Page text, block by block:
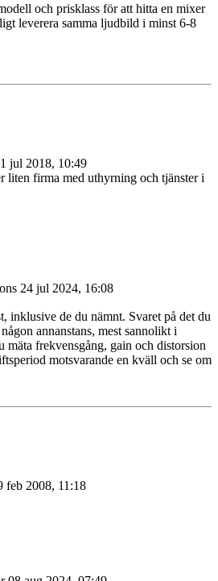
och prisklass för att hitta en mixer
leverera samma ljudbild i minst 6-8
jul 2018, 10:49
liten firma med uthyrning och tjänster i
ons 24 jul 2024, 16:08
inklusive de du nämnt. Svaret på det du
annanstans, mest sannolikt i
mäta frekvensgång, gain och distorsion
motsvarande en kväll och se om
feb 2008, 11:18